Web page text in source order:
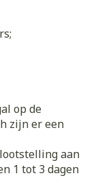
op de
zijn er een
aan
1 tot 3 dagen